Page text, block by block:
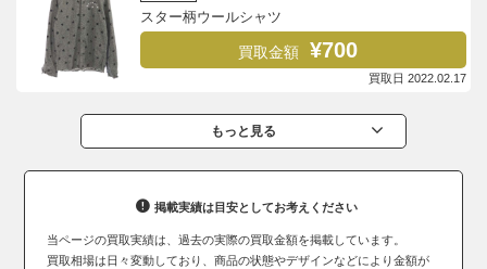
スター柄ウールシャツ
買取金額 ¥700
買取日 2022.02.17
もっと見る
掲載実績は目安としてお考えください
当ページの買取実績は、過去の実際の買取金額を掲載しています。
買取相場は日々変動しており、商品の状態やデザインなどにより金額が